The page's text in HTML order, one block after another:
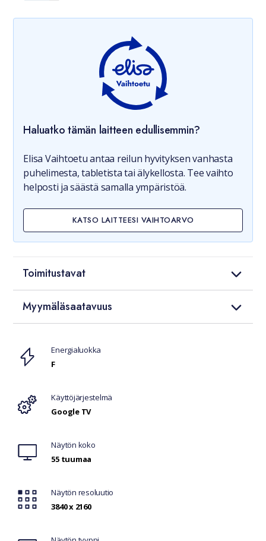
Haluatko tämän laitteen edullisemmin?
Elisa Vaihtoetu antaa reilun hyvityksen vanhasta
puhelimesta, tabletista tai älykellosta. Tee vaihto
helposti ja säästä samalla ympäristöä.
KATSO LAITTEESI VAIHTOARVO
Toimitustavat
Myymäläsaatavuus
Ominaisuudet
Energialuokka
F
Käyttöjärjestelmä
Google TV
Näytön koko
55 tuumaa
Näytön resoluutio
3840 x 2160